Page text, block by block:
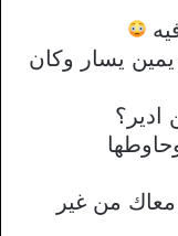
يسار وكان
من غير